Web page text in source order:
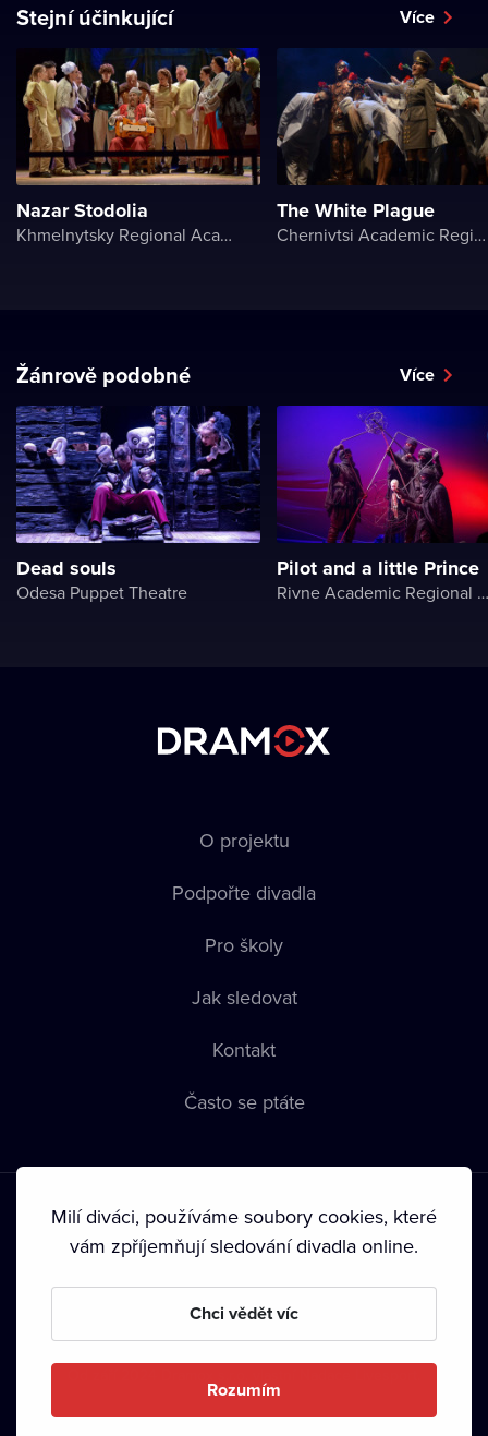
Stejní účinkující Více
Nazar Stodolia
Khmelnytsky Regional Academic Music and Drama Theater
The White Plague
Chernivtsi Academic Regional Ukrainian Music and Drama Theater named after Olga Kobylyanska
Žánrově podobné Více
Dead souls
Odesa Puppet Theatre
Pilot and a little Prince
Rivne Academic Regional Puppet Theater
O projektu
Podpořte divadla
Pro školy
Jak sledovat
Kontakt
Často se ptáte
Podmínky používání • Ochrana soukromí • Zásady používání
• Autorská práva•
Milí diváci, používáme soubory cookies, které
vám zpříjemňují sledování divadla online.
Chci vědět víc
Rozumím